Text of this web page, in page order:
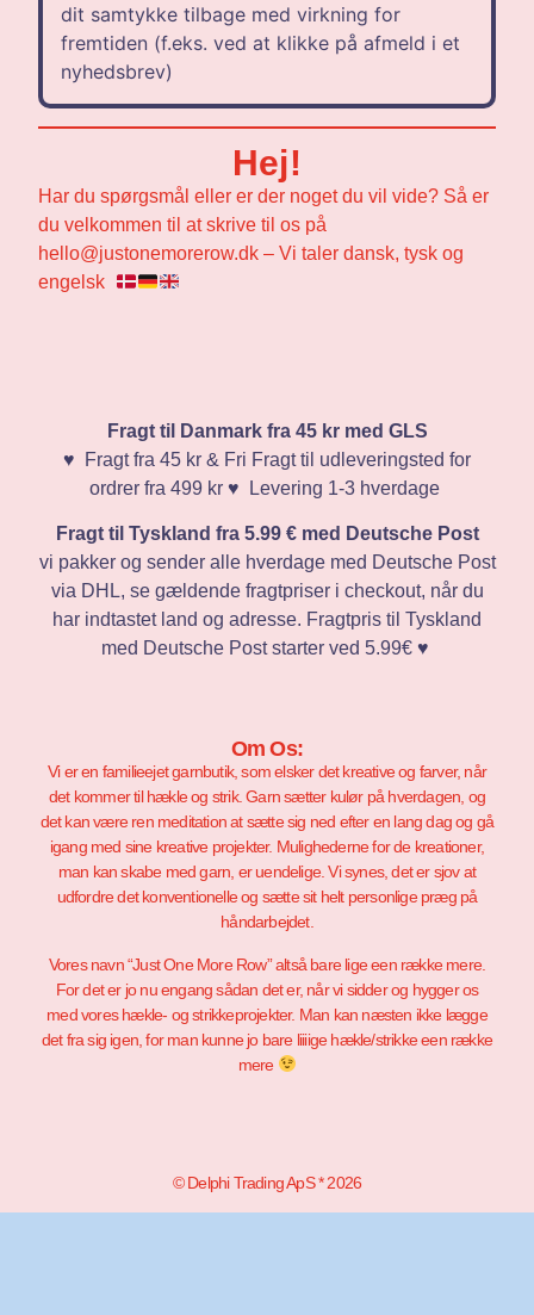
dit samtykke tilbage med virkning for
fremtiden (f.eks. ved at klikke på afmeld i et
nyhedsbrev)
Hej!
Har du spørgsmål eller er der noget du vil vide? Så er
du velkommen til at skrive til os på
hello@justonemorerow.dk – Vi taler dansk, tysk og
engelsk
Fragt til Danmark fra 45 kr med GLS
♥️ Fragt fra 45 kr & Fri Fragt til udleveringsted for
ordrer fra 499 kr ♥️ Levering 1-3 hverdage
Fragt til Tyskland fra 5.99 € med Deutsche Post
vi pakker og sender alle hverdage med Deutsche Post
via DHL, se gældende fragtpriser i checkout, når du
har indtastet land og adresse. Fragtpris til Tyskland
med Deutsche Post starter ved 5.99€ ♥️
Om Os:
Vi er en familieejet garnbutik, som elsker det kreative og farver, når
det kommer til hækle og strik. Garn sætter kulør på hverdagen, og
det kan være ren meditation at sætte sig ned efter en lang dag og gå
igang med sine kreative projekter. Mulighederne for de kreationer,
man kan skabe med garn, er uendelige. Vi synes, det er sjov at
udfordre det konventionelle og sætte sit helt personlige præg på
håndarbejdet.
Vores navn “Just One More Row” altså bare lige een række mere.
For det er jo nu engang sådan det er, når vi sidder og hygger os
med vores hækle- og strikkeprojekter. Man kan næsten ikke lægge
det fra sig igen, for man kunne jo bare liiiige hækle/strikke een række
mere
© Delphi Trading ApS * 2026